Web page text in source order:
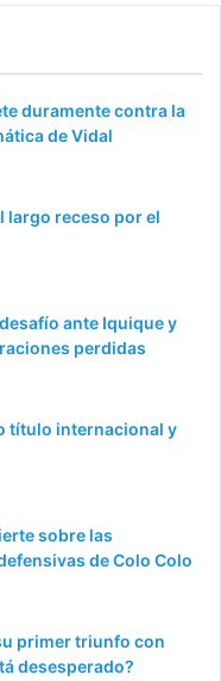
duramente contra la
de Vidal
largo receso por el
ante Iquique y
perdidas
título internacional y
sobre las
de Colo Colo
primer triunfo con
desesperado?